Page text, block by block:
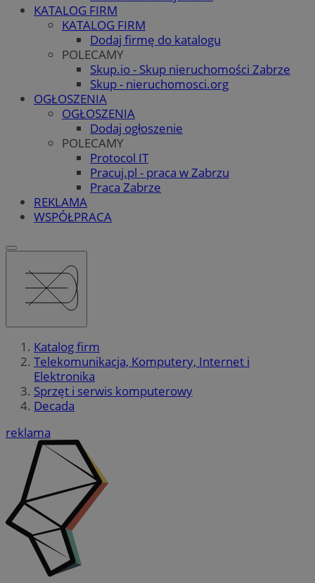
KATALOG FIRM
KATALOG FIRM
Dodaj firmę do katalogu
POLECAMY
Skup.io - Skup nieruchomości Zabrze
Skup - nieruchomosci.org
OGŁOSZENIA
OGŁOSZENIA
Dodaj ogłoszenie
POLECAMY
Protocol IT
Pracuj.pl - praca w Zabrzu
Praca Zabrze
REKLAMA
WSPÓŁPRACA
Katalog firm
Telekomunikacja, Komputery, Internet i
Elektronika
Sprzęt i serwis komputerowy
Decada
reklama